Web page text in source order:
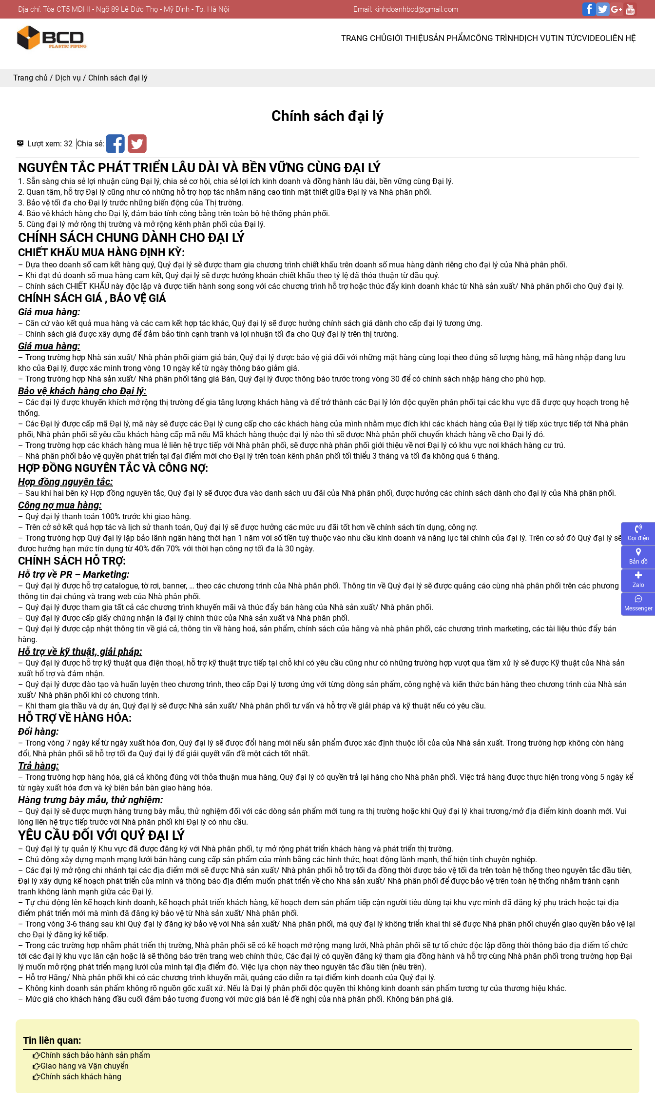
Địa chỉ: Tòa CT5 MDHI - Ngõ 89 Lê Đức Thọ - Mỹ Đình - Tp. Hà Nội Email: kinhdoanhbcd@gmail.com
TRANG CHỦGIỚI THIỆUSẢN PHẨMCÔNG TRÌNHDỊCH VỤTIN TỨCVIDEOLIÊN HỆ
Trang chủ / Dịch vụ / Chính sách đại lý
Chính sách đại lý
Lượt xem: 32 Chia sẻ:
NGUYÊN TẮC PHÁT TRIỂN LÂU DÀI VÀ BỀN VỮNG CÙNG ĐẠI LÝ
1. Sẵn sàng chia sẻ lợi nhuận cùng Đại lý, chia sẻ cơ hội, chia sẻ lợi ích kinh doanh và đồng hành lâu dài, bền vững cùng Đại lý.
2. Quan tâm, hỗ trợ Đại lý cũng như có những hỗ trợ hợp tác nhằm nâng cao tính mật thiết giữa Đại lý và Nhà phân phối.
3. Bảo vệ tối đa cho Đại lý trước những biến động của Thị trường.
4. Bảo vệ khách hàng cho Đại lý, đảm bảo tính công bằng trên toàn bộ hệ thống phân phối.
5. Cùng đại lý mở rộng thị trường và mở rộng kênh phân phối của Đại lý.
CHÍNH SÁCH CHUNG DÀNH CHO ĐẠI LÝ
CHIẾT KHẤU MUA HÀNG ĐỊNH KỲ:
– Dựa theo doanh số cam kết hàng quý, Quý đại lý sẽ được tham gia chương trình chiết khấu trên doanh số mua hàng dành riêng cho đại lý của Nhà phân phối.
– Khi đạt đủ doanh số mua hàng cam kết, Quý đại lý sẽ được hưởng khoản chiết khấu theo tỷ lệ đã thỏa thuận từ đầu quý.
– Chính sách CHIẾT KHẤU này độc lập và được tiến hành song song với các chương trình hỗ trợ hoặc thúc đẩy kinh doanh khác từ Nhà sản xuất/ Nhà phân phối cho Quý đại lý.
CHÍNH SÁCH GIÁ , BẢO VỆ GIÁ
Giá mua hàng:
– Căn cứ vào kết quả mua hàng và các cam kết hợp tác khác, Quý đại lý sẽ được hưởng chính sách giá dành cho cấp đại lý tương ứng.
– Chính sách giá được xây dựng để đảm bảo tính cạnh tranh và lợi nhuận tối đa cho Quý đại lý trên thị trường.
Giá mua hàng:
– Trong trường hợp Nhà sản xuất/ Nhà phân phối giảm giá bán, Quý đại lý được bảo vệ giá đối với những mặt hàng cùng loại theo đúng số lượng hàng, mã hàng nhập đang lưu
kho của Đại lý, được xác minh trong vòng 10 ngày kể từ ngày thông báo giảm giá.
– Trong trường hợp Nhà sản xuất/ Nhà phân phối tăng giá Bán, Quý đại lý được thông báo trước trong vòng 30 để có chính sách nhập hàng cho phù hợp.
Bảo vệ khách hàng cho Đại lý:
– Các đại lý được khuyến khích mở rộng thị trường để gia tăng lượng khách hàng và để trở thành các Đại lý lớn độc quyền phân phối tại các khu vực đã được quy hoạch trong hệ
thống.
– Các Đại lý được cấp mã Đại lý, mã này sẽ được các Đại lý cung cấp cho các khách hàng của mình nhằm mục đích khi các khách hàng của Đại lý tiếp xúc trực tiếp tới Nhà phân
phối, Nhà phân phối sẽ yêu cầu khách hàng cấp mã nếu Mã khách hàng thuộc đại lý nào thì sẽ được Nhà phân phối chuyển khách hàng về cho Đại lý đó.
– Trong trường hợp các khách hàng mua lẻ liên hệ trực tiếp với Nhà phân phối, sẽ được nhà phân phối giới thiệu về nơi Đại lý có khu vực nơi khách hàng cư trú.
– Nhà phân phối bảo vệ quyền phát triển tại đại điểm mới cho Đại lý trên toàn kênh phân phối tối thiểu 3 tháng và tối đa không quá 6 tháng.
HỢP ĐỒNG NGUYÊN TẮC VÀ CÔNG NỢ:
Hợp đồng nguyên tắc:
– Sau khi hai bên ký Hợp đồng nguyên tắc, Quý đại lý sẽ được đưa vào danh sách ưu đãi của Nhà phân phối, được hưởng các chính sách dành cho đại lý của Nhà phân phối.
Công nợ mua hàng:
– Quý đại lý thanh toán 100% trước khi giao hàng.
– Trên cở sở kết quả hợp tác và lịch sử thanh toán, Quý đại lý sẽ được hưởng các mức ưu đãi tốt hơn về chính sách tín dụng, công nợ.
– Trong trường hợp Quý đại lý lập bảo lãnh ngân hàng thời hạn 1 năm với số tiền tuỳ thuộc vào nhu cầu kinh doanh và năng lực tài chính của đại lý. Trên cơ sở đó Quý đại lý sẽ
được hưởng hạn mức tín dụng từ 40% đến 70% với thời hạn công nợ tối đa là 30 ngày.
CHÍNH SÁCH HỖ TRỢ:
Hỗ trợ về PR – Marketing:
– Quý đại lý được hỗ trợ catalogue, tờ rơi, banner, … theo các chương trình của Nhà phân phối. Thông tin về Quý đại lý sẽ được quảng cáo cùng nhà phân phối trên các phương tiện
thông tin đại chúng và trang web của Nhà phân phối.
– Quý đại lý được tham gia tất cả các chương trình khuyến mãi và thúc đẩy bán hàng của Nhà sản xuất/ Nhà phân phối.
– Quý đại lý được cấp giấy chứng nhận là đại lý chính thức của Nhà sản xuất và Nhà phân phối.
– Quý đại lý được cập nhật thông tin về giá cả, thông tin về hàng hoá, sản phẩm, chính sách của hãng và nhà phân phối, các chương trình marketing, các tài liệu thúc đẩy bán
hàng.
Hỗ trợ về kỹ thuật, giải pháp:
– Quý đại lý được hỗ trợ kỹ thuật qua điện thoại, hỗ trợ kỹ thuật trực tiếp tại chỗ khi có yêu cầu cũng như có những trường hợp vượt qua tầm xử lý sẽ được Kỹ thuật của Nhà sản
xuất hổ trợ và đảm nhận.
– Quý đại lý được đào tạo và huấn luyện theo chương trình, theo cấp Đại lý tương ứng với từng dòng sản phẩm, công nghệ và kiến thức bán hàng theo chương trình của Nhà sản
xuất/ Nhà phân phối khi có chương trình.
– Khi tham gia thầu và dự án, Quý đại lý sẽ được Nhà sản xuất/ Nhà phân phối tư vấn và hỗ trợ về giải pháp và kỹ thuật nếu có yêu cầu.
HỖ TRỢ VỀ HÀNG HÓA:
Đổi hàng:
– Trong vòng 7 ngày kể từ ngày xuất hóa đơn, Quý đại lý sẽ được đổi hàng mới nếu sản phẩm được xác định thuộc lỗi của của Nhà sản xuất. Trong trường hợp không còn hàng
đổi, Nhà phân phối sẽ hỗ trợ tối đa Quý đại lý để giải quyết vấn đề một cách tốt nhất.
Trả hàng:
– Trong trường hợp hàng hóa, giá cả không đúng với thỏa thuận mua hàng, Quý đại lý có quyền trả lại hàng cho Nhà phân phối. Việc trả hàng được thực hiện trong vòng 5 ngày kể
từ ngày xuất hóa đơn và ký biên bản bàn giao hàng hóa.
Hàng trưng bày mẫu, thử nghiệm:
– Quý đại lý sẽ được mượn hàng trưng bày mẫu, thử nghiệm đối với các dòng sản phẩm mới tung ra thị trường hoặc khi Quý đại lý khai trương/mở địa điểm kinh doanh mới. Vui
lòng liên hệ trực tiếp trước với Nhà phân phối khi Đại lý có nhu cầu.
YÊU CẦU ĐỐI VỚI QUÝ ĐẠI LÝ
– Quý đại lý tự quản lý Khu vực đã được đăng ký với Nhà phân phối, tự mở rộng phát triển khách hàng và phát triển thị trường.
– Chủ động xây dựng mạnh mạng lưới bán hàng cung cấp sản phẩm của mình bằng các hình thức, hoạt động lành mạnh, thể hiện tính chuyên nghiệp.
– Các đại lý mở rộng chi nhánh tại các địa điểm mới sẽ được Nhà sản xuất/ Nhà phân phối hỗ trợ tối đa đồng thời được bảo vệ tối đa trên toàn hệ thống theo nguyên tắc đầu tiên,
Đại lý xây dựng kế hoạch phát triển của mình và thông báo địa điểm muốn phát triển về cho Nhà sản xuất/ Nhà phân phối để được bảo vệ trên toàn hệ thống nhằm tránh cạnh
tranh không lành mạnh giữa các Đại lý.
– Tự chủ động lên kế hoạch kinh doanh, kế hoạch phát triển khách hàng, kế hoạch đem sản phẩm tiếp cận người tiêu dùng tại khu vực mình đã đăng ký phụ trách hoặc tại địa
điểm phát triển mới mà mình đã đăng ký bảo vệ từ Nhà sản xuất/ Nhà phân phối.
– Trong vòng 3-6 tháng sau khi Quý đại lý đăng ký bảo vệ với Nhà sản xuất/ Nhà phân phối, mà quý đại lý không triển khai thì sẽ được Nhà phân phối chuyển giao quyền bảo vệ lại
cho Đại lý đăng ký kế tiếp.
– Trong các trường hợp nhằm phát triển thị trường, Nhà phân phối sẽ có kế hoạch mở rộng mạng lưới, Nhà phân phối sẽ tự tổ chức độc lập đồng thời thông báo địa điểm tổ chức
tới các đại lý khu vực lân cận hoặc là sẽ thông báo trên trang web chính thức, Các đại lý có quyền đăng ký tham gia đồng hành và hỗ trợ cùng Nhà phân phối trong trường hợp Đại
lý muốn mở rộng phát triển mạng lưới của mình tại địa điểm đó. Việc lựa chọn này theo nguyên tắc đầu tiên (nêu trên).
– Hỗ trợ Hãng/ Nhà phân phối khi có các chương trình khuyến mãi, quảng cáo diễn ra tại điểm kinh doanh của Quý đại lý.
– Không kinh doanh sản phẩm không rõ nguồn gốc xuất xứ. Nếu là Đại lý phân phối độc quyền thì không kinh doanh sản phẩm tương tự của thương hiệu khác.
– Mức giá cho khách hàng đầu cuối đảm bảo tương đương với mức giá bán lẻ đề nghị của nhà phân phối. Không bán phá giá.
Tin liên quan:
Chính sách bảo hành sản phẩm
Giao hàng và Vận chuyển
Chính sách khách hàng
Gọi điện
Bản đồ
Zalo
Messenger